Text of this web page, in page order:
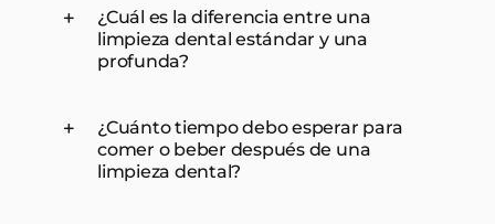
¿Cuál es la diferencia entre una
limpieza dental estándar y una
profunda?
¿Cuánto tiempo debo esperar para
comer o beber después de una
limpieza dental?